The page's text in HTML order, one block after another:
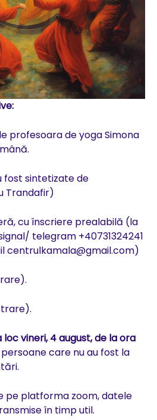
profesoara de yoga Simona
fost sintetizate de
Trandafir)
cu înscriere prealabilă (la
telegram +40731324241
centrulkamala@gmail.com)
vineri, 4 august, de la ora
care nu au fost la
pe platforma zoom, datele
în timp util.